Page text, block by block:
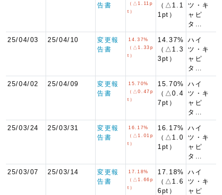
告書
（△1.11p
t）
（△1.1
1pt）
ツ・キ
ャピ
タ…
25/04/03 25/04/10
変更報
告書
14.37%
（△1.33p
t）
14.37%
（△1.3
3pt）
ハイ
ツ・キ
ャピ
タ…
25/04/02 25/04/09
変更報
告書
15.70%
（△0.47p
t）
15.70%
（△0.4
7pt）
ハイ
ツ・キ
ャピ
タ…
25/03/24 25/03/31
変更報
告書
16.17%
（△1.01p
t）
16.17%
（△1.0
1pt）
ハイ
ツ・キ
ャピ
タ…
25/03/07 25/03/14
変更報
告書
17.18%
（△1.66p
t）
17.18%
（△1.6
6pt）
ハイ
ツ・キ
ャピ